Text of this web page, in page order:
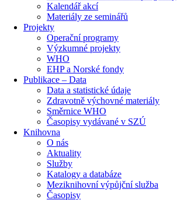
Kalendář akcí
Materiály ze seminářů
Projekty
Operační programy
Výzkumné projekty
WHO
EHP a Norské fondy
Publikace – Data
Data a statistické údaje
Zdravotně výchovné materiály
Směrnice WHO
Časopisy vydávané v SZÚ
Knihovna
O nás
Aktuality
Služby
Katalogy a databáze
Meziknihovní výpůjční služba
Časopisy